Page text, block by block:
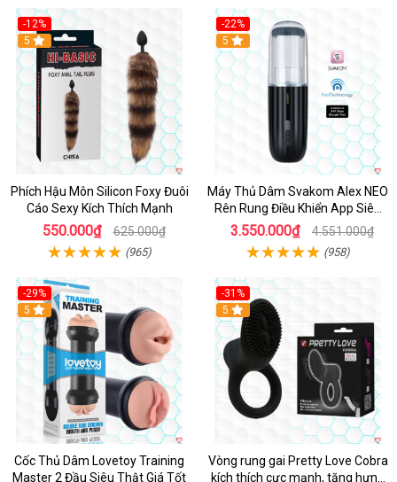
-12%
Hot
5
Phích Hậu Môn Silicon Foxy Đuôi
Cáo Sexy Kích Thích Mạnh
550.000₫ 625.000₫
(965)
-22%
5
Máy Thủ Dâm Svakom Alex NEO
Rên Rung Điều Khiển App Siêu
Phê
3.550.000₫ 4.551.000₫
(958)
-29%
Hot
5
Cốc Thủ Dâm Lovetoy Training
Master 2 Đầu Siêu Thật Giá Tốt
-31%
5
Vòng rung gai Pretty Love Cobra
kích thích cực mạnh, tăng hưng